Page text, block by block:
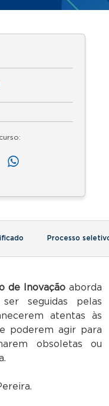
Processo
de Inovaçãoaborda
seguidas pelas
atentas às
poderem agir para
obsoletas ou